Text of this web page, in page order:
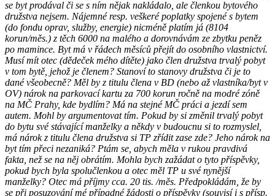
se byt prodával či se s ním nějak nakládalo, ale členkou bytového
družstva nejsem. Nájemné resp. veškeré poplatky spojené s bytem
(do fondu oprav, služby, energie) nicméně platím já (8104
korun/měs.) z těch 6000 na malého a dorovnávám ze zbytku peněz
po mamince. Byt má v řádech měsíců přejít do osobního vlastnictví.
Musí mít otec (dědeček mého dítěte) jako člen družstva trvalý pobyt
v tom bytě, jehož je členem? Stanoví to stanovy družstva či je to
dané všeobecně? Měl by z titulu člena v BD (nebo až vlastníka/byt v
OV) nárok na parkovací kartu za 700 korun ročně na modré zóně
na MČ Prahy, kde bydlím? Má na stejné MČ práci a jezdí sem
autem. Mohl by argumentovat tím. Pokud by si změnil trvalý pobyt
do bytu své stávající manželky a někdy v budoucnu si to rozmyslel,
má nárok z titulu člena družstva si TP zřídit zase zde? Jeho nárok na
byt tím přeci nezaniká? Ptám se, abych měla v rukou pravdivá
fakta, než se na něj obrátím. Mohla bych zažádat o tyto příspěvky,
pokud bych byla spolučlenkou a otec měl TP u své nynější
manželky? Otec má příjmy cca. 20 tis. /měs. Předpokládám, že by
se při posuzování mé případné žádosti o příspěvky (souvisí i s přísp.